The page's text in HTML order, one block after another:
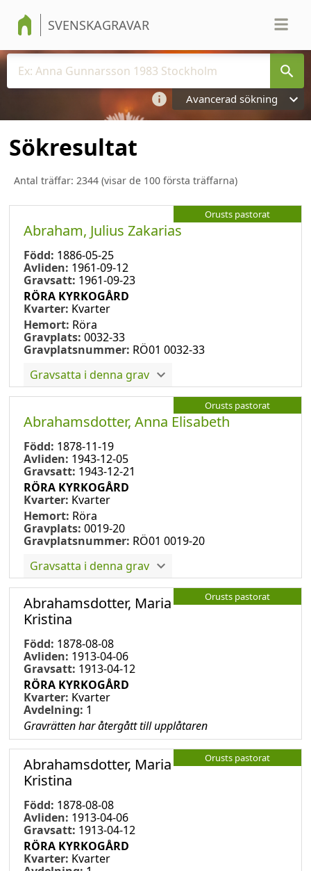
SVENSKAGRAVAR
Avancerad sökning
Sökresultat
Antal träffar: 2344 (visar de 100 första träffarna)
Orusts pastorat
Abraham, Julius Zakarias
Född: 1886-05-25
Avliden: 1961-09-12
Gravsatt: 1961-09-23
RÖRA KYRKOGÅRD
Kvarter: Kvarter
Hemort: Röra
Gravplats: 0032-33
Gravplatsnummer: RÖ01 0032-33
Gravsatta i denna grav
Orusts pastorat
Abrahamsdotter, Anna Elisabeth
Född: 1878-11-19
Avliden: 1943-12-05
Gravsatt: 1943-12-21
RÖRA KYRKOGÅRD
Kvarter: Kvarter
Hemort: Röra
Gravplats: 0019-20
Gravplatsnummer: RÖ01 0019-20
Gravsatta i denna grav
Orusts pastorat
Abrahamsdotter, Maria
Kristina
Född: 1878-08-08
Avliden: 1913-04-06
Gravsatt: 1913-04-12
RÖRA KYRKOGÅRD
Kvarter: Kvarter
Avdelning: 1
Gravrätten har återgått till upplåtaren
Orusts pastorat
Abrahamsdotter, Maria
Kristina
Född: 1878-08-08
Avliden: 1913-04-06
Gravsatt: 1913-04-12
RÖRA KYRKOGÅRD
Kvarter: Kvarter